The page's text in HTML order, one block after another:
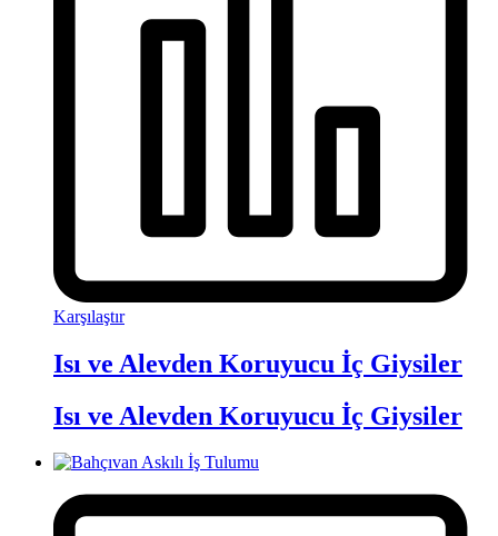
Karşılaştır
Isı ve Alevden Koruyucu İç Giysiler
Isı ve Alevden Koruyucu İç Giysiler